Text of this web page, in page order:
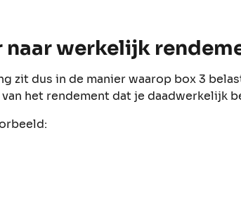
werkelijk
zit dus in de manier waarop box 3
het rendement dat je daadwerkelijk